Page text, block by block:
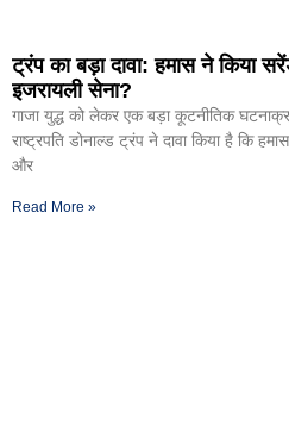
ट्रंप का बड़ा दावा: हमास ने किया
इजरायली सेना?
गाजा युद्ध को लेकर एक बड़ा कूटनीतिक
राष्ट्रपति डोनाल्ड ट्रंप ने दावा किया है कि
और
Read More »